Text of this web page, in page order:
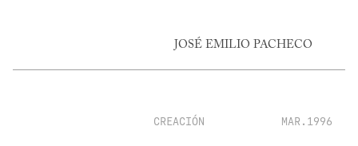
JOSÉ EMILIO PACHECO
CREACIÓN MAR.1996